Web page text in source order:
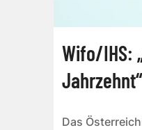
Wifo/IHS:
Jahrzehnt“
Das